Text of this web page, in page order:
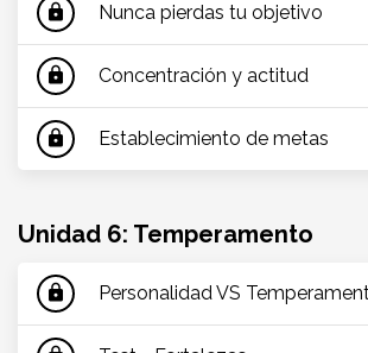
lock Nunca pierdas tu objetivo
lock Concentración y actitud
lock Establecimiento de metas
Unidad 6: Temperamento
lock Personalidad VS